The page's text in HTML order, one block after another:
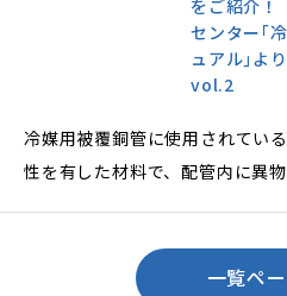
をご紹介！
センター｢
ュアル｣よ
vol.2
冷媒用被覆銅管に使用されてい
性を有した材料で、配管内に異
当日施工がスムーズに行えるよ
一覧ペ